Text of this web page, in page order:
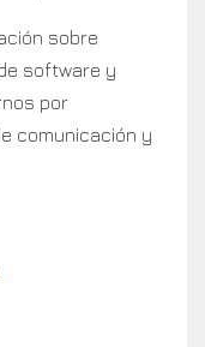
sobre
software y
por
comunicación y